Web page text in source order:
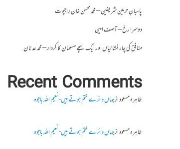
پاسبانِ حرمین شریفین – محمد محسن خان راجپوت
دوسرا رخ – آصف امین
منافق کی چار نشانیاں اور ایک سچے مسلمان کا کردار – محمد عدنان
Recent Comments
طاہرہ مسعودازجہاں دائرے ختم ہوتے ہیں- نعیم اللہ باجوہ
طاہرہ مسعودازجہاں دائرے ختم ہوتے ہیں- نعیم اللہ باجوہ